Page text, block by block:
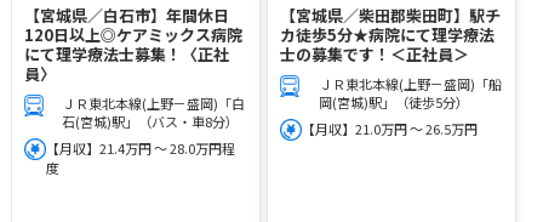
【宮城県／白石市】年間休日
120日以上◎ケアミックス病院
にて理学療法士募集！〈正社
員〉
ＪＲ東北本線(上野－盛岡)「白
石(宮城)駅」（バス・車8分）
【月収】21.4万円 ～ 28.0万円程
度
【宮城県／柴田郡柴田町】駅チ
カ徒歩5分★病院にて理学療法
士の募集です！＜正社員＞
ＪＲ東北本線(上野－盛岡)「船
岡(宮城)駅」（徒歩5分）
【月収】21.0万円 ～ 26.5万円